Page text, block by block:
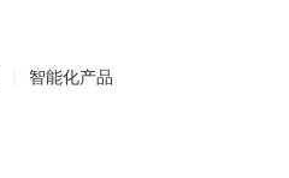
智能化产品